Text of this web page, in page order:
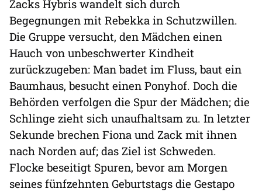
Zacks Hybris wandelt sich durch
Begegnungen mit Rebekka in Schutzwillen.
Die Gruppe versucht, den Mädchen einen
Hauch von unbeschwerter Kindheit
zurückzugeben: Man badet im Fluss, baut ein
Baumhaus, besucht einen Ponyhof. Doch die
Behörden verfolgen die Spur der Mädchen; die
Schlinge zieht sich unaufhaltsam zu. In letzter
Sekunde brechen Fiona und Zack mit ihnen
nach Norden auf; das Ziel ist Schweden.
Flocke beseitigt Spuren, bevor am Morgen
seines fünfzehnten Geburtstags die Gestapo